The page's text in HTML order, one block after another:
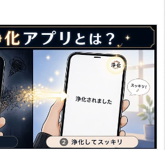
watch?v=***********
投稿する